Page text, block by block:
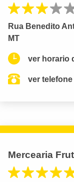
Rua Benedito
MT
ver horario
ver telefone
Mercearia